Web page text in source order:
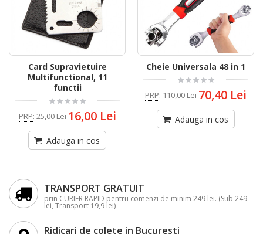
Card Supravietuire
Multifunctional, 11
functii
PRP: 25,00 Lei 16,00 Lei
Adauga in cos
Cheie Universala 48 in 1
PRP: 110,00 Lei 70,40 Lei
Adauga in cos
TRANSPORT GRATUIT
prin CURIER RAPID pentru comenzi de minim 249 lei. (Sub 249
lei, Transport 19,9 lei)
Ridicari de colete in Bucuresti